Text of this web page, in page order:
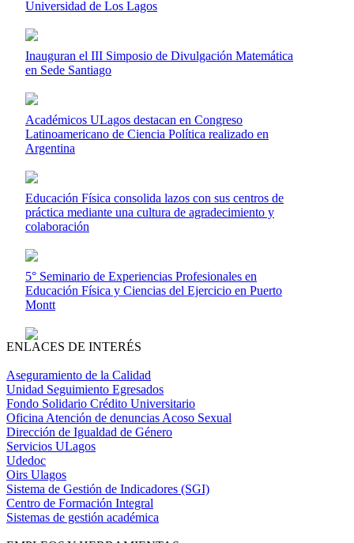
Universidad de Los Lagos
Inauguran el III Simposio de Divulgación Matemática
en Sede Santiago
Académicos ULagos destacan en Congreso
Latinoamericano de Ciencia Política realizado en
Argentina
Educación Física consolida lazos con sus centros de
práctica mediante una cultura de agradecimiento y
colaboración
5° Seminario de Experiencias Profesionales en
Educación Física y Ciencias del Ejercicio en Puerto
Montt
ENLACES DE INTERÉS
Aseguramiento de la Calidad
Unidad Seguimiento Egresados
Fondo Solidario Crédito Universitario
Oficina Atención de denuncias Acoso Sexual
Dirección de Igualdad de Género
Servicios ULagos
Udedoc
Oirs Ulagos
Sistema de Gestión de Indicadores (SGI)
Centro de Formación Integral
Sistemas de gestión académica